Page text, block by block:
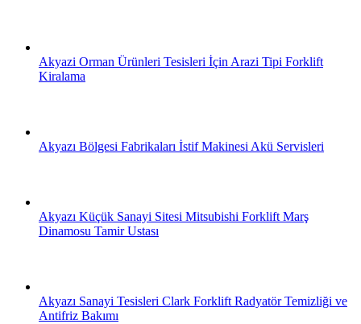
Akyazi Orman Ürünleri Tesisleri İçin Arazi Tipi Forklift
Kiralama
Akyazı Bölgesi Fabrikaları İstif Makinesi Akü Servisleri
Akyazı Küçük Sanayi Sitesi Mitsubishi Forklift Marş
Dinamosu Tamir Ustası
Akyazı Sanayi Tesisleri Clark Forklift Radyatör Temizliği ve
Antifriz Bakımı